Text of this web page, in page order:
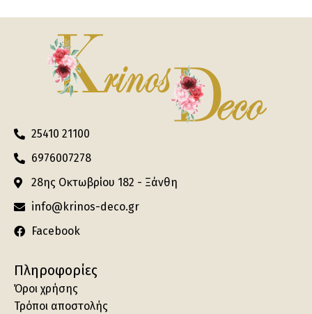
25410 21100
6976007278
28ης Οκτωβρίου 182 - Ξάνθη
info@krinos-deco.gr
Facebook
Πληροφορίες
Όροι χρήσης
Τρόποι αποστολής